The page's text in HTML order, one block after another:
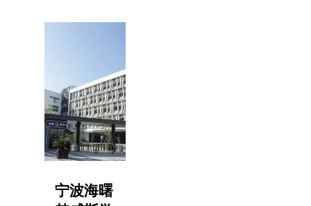
学校占地面
面积4万多
平方米。学
校以“一切为
了学生，为
了学生一
旨，把培养
宁波海曙